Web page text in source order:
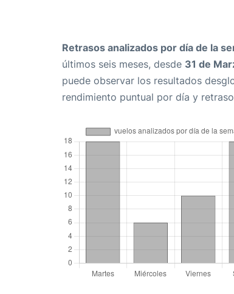
Retrasos analizados por día de la
últimos seis meses, desde 31 de
puede observar los resultados
rendimiento puntual por día y